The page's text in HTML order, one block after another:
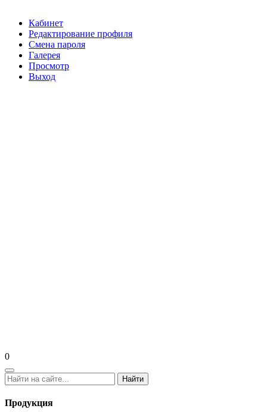
Кабинет
Редактирование профиля
Смена пароля
Галерея
Просмотр
Выход
0
Найти
Продукция